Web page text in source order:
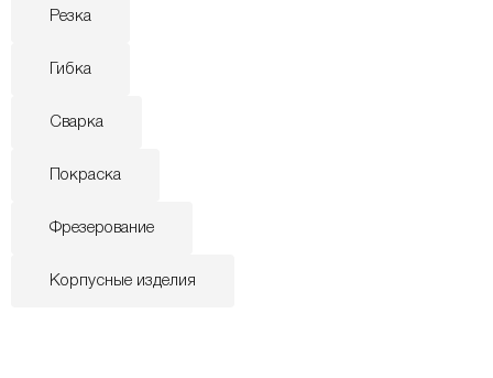
Резка
Гибка
Сварка
Покраска
Фрезерование
Корпусные изделия